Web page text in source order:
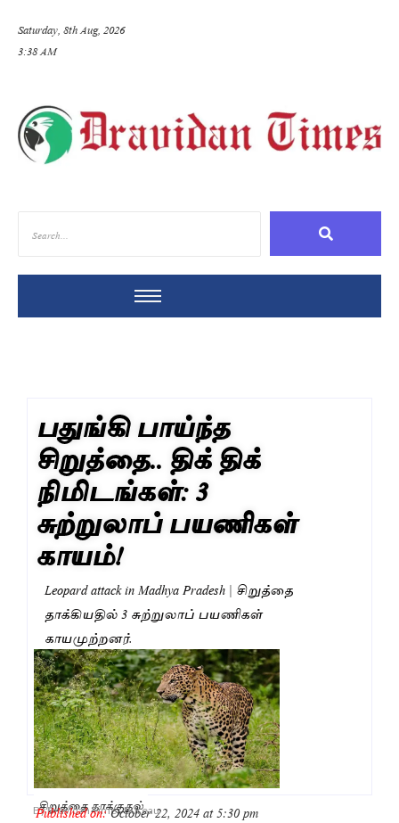
Saturday, 8th Aug, 2026
3:38 AM
பதுங்கி பாய்ந்த
சிறுத்தை.. திக் திக்
நிமிடங்கள்: 3
சுற்றுலாப் பயணிகள்
காயம்!
Leopard attack in Madhya Pradesh | சிறுத்தை
தாக்கியதில் 3 சுற்றுலாப் பயணிகள்
காயமுற்றனர்.
சிறுத்தை தாக்குதல்
ByDravidan Times Bureau
Published on:October 22, 2024 at 5:30 pm